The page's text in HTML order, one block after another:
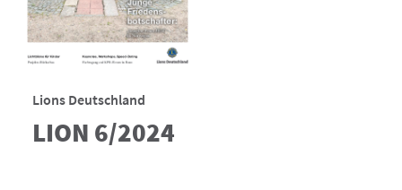
Lions Deutschland
LION 6/2024